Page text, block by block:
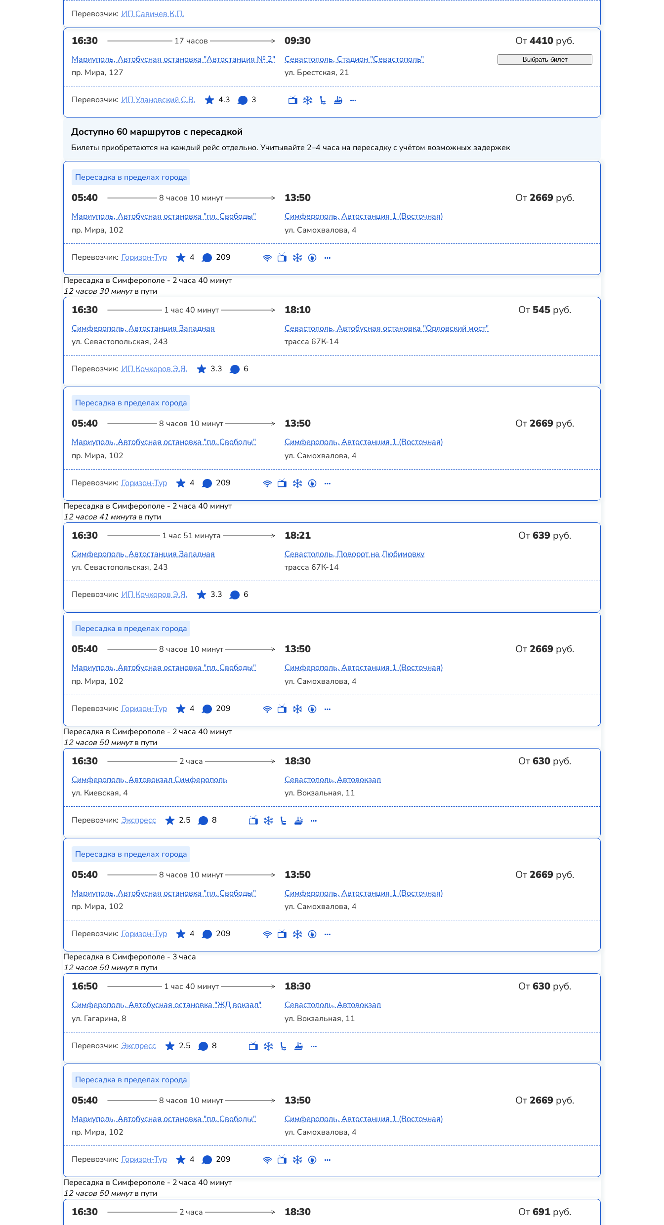
Перевозчик: ИП Савичев К.П.
16:30 17 часов 09:30 От4410 руб.
Мариуполь, Автобусная остановка "Автостанция № 2"
пр. Мира, 127
Севастополь, Стадион "Севастополь"
ул. Брестская, 21
Выбрать билет
Перевозчик: ИП Улановский С.В. 4.3 3
Доступно 60 маршрутов с пересадкой
Билеты приобретаются на каждый рейс отдельно. Учитывайте 2–4 часа на пересадку с учётом возможных задержек
Пересадка в пределах города
05:40 8 часов 10 минут 13:50 От2669 руб.
Мариуполь, Автобусная остановка "пл. Свободы"
пр. Мира, 102
Симферополь, Автостанция 1 (Восточная)
ул. Самохвалова, 4
Перевозчик: Горизон-Тур 4 209
Пересадка в Симферополе - 2 часа 40 минут
12 часов 30 минутв пути
16:30 1 час 40 минут 18:10 От 545 руб.
Симферополь, Автостанция Западная
ул. Севастопольская, 243
Севастополь, Автобусная остановка "Орловский мост"
трасса 67К-14
Перевозчик: ИП Кочкоров Э.Я. 3.3 6
Пересадка в пределах города
05:40 8 часов 10 минут 13:50 От2669 руб.
Мариуполь, Автобусная остановка "пл. Свободы"
пр. Мира, 102
Симферополь, Автостанция 1 (Восточная)
ул. Самохвалова, 4
Перевозчик: Горизон-Тур 4 209
Пересадка в Симферополе - 2 часа 40 минут
12 часов 41 минута в пути
16:30 1 час 51 минута 18:21 От639 руб.
Симферополь, Автостанция Западная
ул. Севастопольская, 243
Севастополь, Поворот на Любимовку
трасса 67К-14
Перевозчик: ИП Кочкоров Э.Я. 3.3 6
Пересадка в пределах города
05:40 8 часов 10 минут 13:50 От2669 руб.
Мариуполь, Автобусная остановка "пл. Свободы"
пр. Мира, 102
Симферополь, Автостанция 1 (Восточная)
ул. Самохвалова, 4
Перевозчик: Горизон-Тур 4 209
Пересадка в Симферополе - 2 часа 40 минут
12 часов 50 минутв пути
16:30 2 часа 18:30 От630 руб.
Симферополь, Автовокзал Симферополь
ул. Киевская, 4
Севастополь, Автовокзал
ул. Вокзальная, 11
Перевозчик: Экспресс 2.5 8
Пересадка в пределах города
05:40 8 часов 10 минут 13:50 От2669 руб.
Мариуполь, Автобусная остановка "пл. Свободы"
пр. Мира, 102
Симферополь, Автостанция 1 (Восточная)
ул. Самохвалова, 4
Перевозчик: Горизон-Тур 4 209
Пересадка в Симферополе - 3 часа
12 часов 50 минутв пути
16:50 1 час 40 минут 18:30 От630 руб.
Симферополь, Автобусная остановка "ЖД вокзал"
ул. Гагарина, 8
Севастополь, Автовокзал
ул. Вокзальная, 11
Перевозчик: Экспресс 2.5 8
Пересадка в пределах города
05:40 8 часов 10 минут 13:50 От2669 руб.
Мариуполь, Автобусная остановка "пл. Свободы"
пр. Мира, 102
Симферополь, Автостанция 1 (Восточная)
ул. Самохвалова, 4
Перевозчик: Горизон-Тур 4 209
Пересадка в Симферополе - 2 часа 40 минут
12 часов 50 минутв пути
16:30 2 часа 18:30 От691 руб.